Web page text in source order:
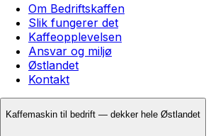
Om Bedriftskaffen
Slik fungerer det
Kaffeopplevelsen
Ansvar og miljø
Østlandet
Kontakt
Kaffemaskin til bedrift — dekker hele Østlandet